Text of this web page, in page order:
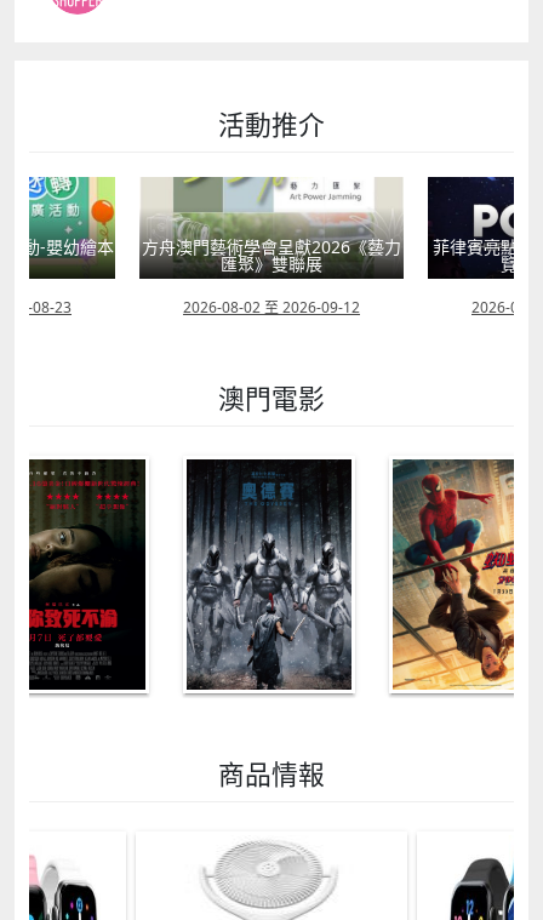
活動推介
動-嬰幼繪本
08-23
方舟澳門藝術學會呈獻2026《藝力
匯聚》雙聯展
2026-08-02 至 2026-09-12
菲律賓亮點文
覽會
2026-07-
澳門電影
商品情報